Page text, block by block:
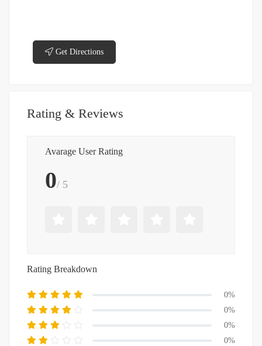
Get Directions
Rating & Reviews
Avarage User Rating
0/ 5
Rating Breakdown
0%
0%
0%
0%